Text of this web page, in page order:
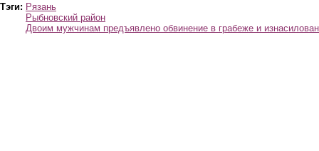
Тэги: Рязань
Рыбновский район
Двоим мужчинам предъявлено обвинение в грабеже и